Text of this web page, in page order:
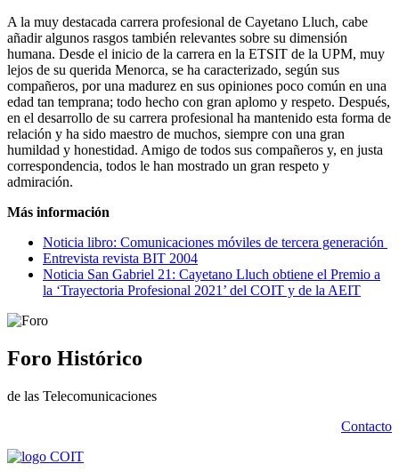
A la muy destacada carrera profesional de Cayetano Lluch, cabe
añadir algunos rasgos también relevantes sobre su dimensión
humana. Desde el inicio de la carrera en la ETSIT de la UPM, muy
lejos de su querida Menorca, se ha caracterizado, según sus
compañeros, por una madurez en sus opiniones poco común en una
edad tan temprana; todo hecho con gran aplomo y respeto. Después,
en el desarrollo de su carrera profesional ha mantenido esta forma de
relación y ha sido maestro de muchos, siempre con una gran
humildad y honestidad. Amigo de todos sus compañeros y, en justa
correspondencia, todos le han mostrado un gran respeto y
admiración.
Más información
Noticia libro: Comunicaciones móviles de tercera generación
Entrevista revista BIT 2004
Noticia San Gabriel 21: Cayetano Lluch obtiene el Premio a
la ‘Trayectoria Profesional 2021’ del COIT y de la AEIT
Foro Histórico
de las Telecomunicaciones
Contacto